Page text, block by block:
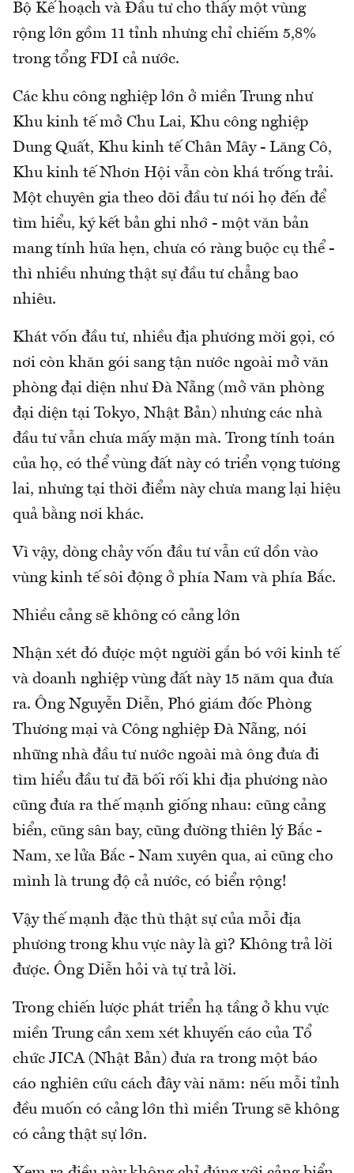
Bộ Kế hoạch và Đầu tư cho thấy một vùng
rộng lớn gồm 11 tỉnh nhưng chỉ chiếm 5,8%
trong tổng FDI cả nước.
Các khu công nghiệp lớn ở miền Trung như
Khu kinh tế mở Chu Lai, Khu công nghiệp
Dung Quất, Khu kinh tế Chân Mây - Lăng Cô,
Khu kinh tế Nhơn Hội vẫn còn khá trống trải.
Một chuyên gia theo dõi đầu tư nói họ đến để
tìm hiểu, ký kết bản ghi nhớ - một văn bản
mang tính hứa hẹn, chưa có ràng buộc cụ thể -
thì nhiều nhưng thật sự đầu tư chẳng bao
nhiêu.
Khát vốn đầu tư, nhiều địa phương mời gọi, có
nơi còn khăn gói sang tận nước ngoài mở văn
phòng đại diện như Đà Nẵng (mở văn phòng
đại diện tại Tokyo, Nhật Bản) nhưng các nhà
đầu tư vẫn chưa mấy mặn mà. Trong tính toán
của họ, có thể vùng đất này có triển vọng tương
lai, nhưng tại thời điểm này chưa mang lại hiệu
quả bằng nơi khác.
Vì vậy, dòng chảy vốn đầu tư vẫn cứ dồn vào
vùng kinh tế sôi động ở phía Nam và phía Bắc.
Nhiều cảng sẽ không có cảng lớn
Nhận xét đó được một người gắn bó với kinh tế
và doanh nghiệp vùng đất này 15 năm qua đưa
ra. Ông Nguyễn Diễn, Phó giám đốc Phòng
Thương mại và Công nghiệp Đà Nẵng, nói
những nhà đầu tư nước ngoài mà ông đưa đi
tìm hiểu đầu tư đã bối rối khi địa phương nào
cũng đưa ra thế mạnh giống nhau: cũng cảng
biển, cũng sân bay, cũng đường thiên lý Bắc -
Nam, xe lửa Bắc - Nam xuyên qua, ai cũng cho
mình là trung độ cả nước, có biển rộng!
Vậy thế mạnh đặc thù thật sự của mỗi địa
phương trong khu vực này là gì? Không trả lời
được. Ông Diễn hỏi và tự trả lời.
Trong chiến lược phát triển hạ tầng ở khu vực
miền Trung cần xem xét khuyến cáo của Tổ
chức JICA (Nhật Bản) đưa ra trong một báo
cáo nghiên cứu cách đây vài năm: nếu mỗi tỉnh
đều muốn có cảng lớn thì miền Trung sẽ không
có cảng thật sự lớn.